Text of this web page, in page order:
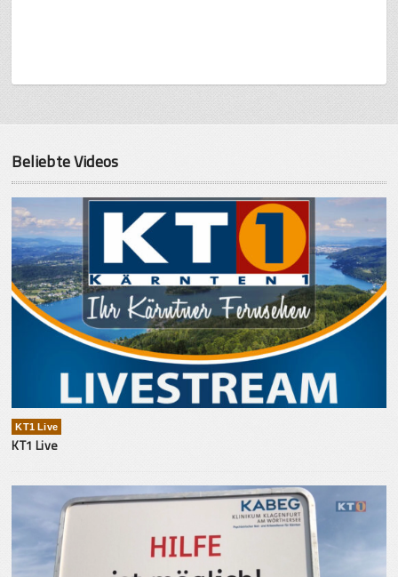
Beliebte Videos
KT1 Live
KT1 Live